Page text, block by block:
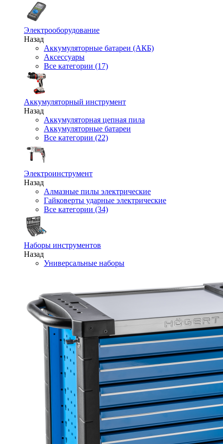
Электрооборудование
Назад
Аккумуляторные батареи (АКБ)
Аксессуары
Все категории (17)
Аккумуляторный инструмент
Назад
Аккумуляторная цепная пила
Аккумуляторные батареи
Все категории (22)
Электроинструмент
Назад
Алмазные пилы электрические
Гайковерты ударные электрические
Все категории (34)
Наборы инструментов
Назад
Универсальные наборы